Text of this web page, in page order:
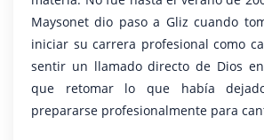
Maysonet dio paso a Gliz cuando
iniciar su carrera profesional como
sentir un llamado directo de Dios
que retomar lo que había
prepararse profesionalmente para